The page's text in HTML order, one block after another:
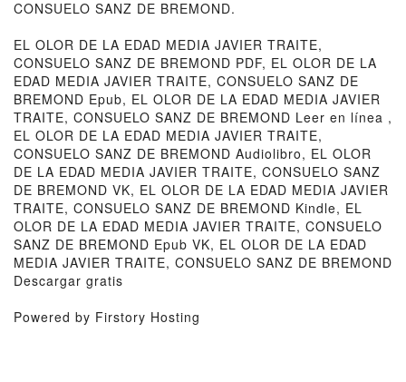
CONSUELO SANZ DE BREMOND.
EL OLOR DE LA EDAD MEDIA JAVIER TRAITE,
CONSUELO SANZ DE BREMOND PDF, EL OLOR DE LA
EDAD MEDIA JAVIER TRAITE, CONSUELO SANZ DE
BREMOND Epub, EL OLOR DE LA EDAD MEDIA JAVIER
TRAITE, CONSUELO SANZ DE BREMOND Leer en línea ,
EL OLOR DE LA EDAD MEDIA JAVIER TRAITE,
CONSUELO SANZ DE BREMOND Audiolibro, EL OLOR
DE LA EDAD MEDIA JAVIER TRAITE, CONSUELO SANZ
DE BREMOND VK, EL OLOR DE LA EDAD MEDIA JAVIER
TRAITE, CONSUELO SANZ DE BREMOND Kindle, EL
OLOR DE LA EDAD MEDIA JAVIER TRAITE, CONSUELO
SANZ DE BREMOND Epub VK, EL OLOR DE LA EDAD
MEDIA JAVIER TRAITE, CONSUELO SANZ DE BREMOND
Descargar gratis
Powered by Firstory Hosting